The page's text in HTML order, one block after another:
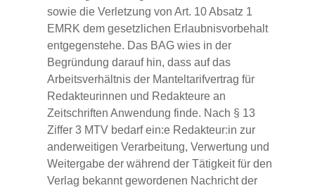
sowie die Verletzung von Art. 10 Absatz 1
EMRK dem gesetzlichen Erlaubnisvorbehalt
entgegenstehe. Das BAG wies in der
Begründung darauf hin, dass auf das
Arbeitsverhältnis der Manteltarifvertrag für
Redakteurinnen und Redakteure an
Zeitschriften Anwendung finde. Nach § 13
Ziffer 3 MTV bedarf ein:e Redakteur:in zur
anderweitigen Verarbeitung, Verwertung und
Weitergabe der während der Tätigkeit für den
Verlag bekannt gewordenen Nachricht der